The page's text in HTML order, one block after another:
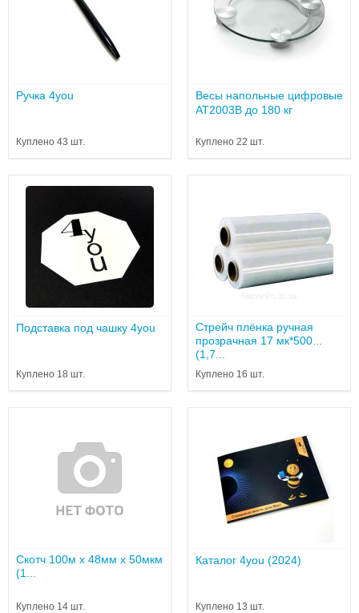
Ручка 4you
Куплено 43 шт.
Весы напольные цифровые
AT2003B до 180 кг
Куплено 22 шт.
Подставка под чашку 4you
Куплено 18 шт.
Стрейч плёнка ручная
прозрачная 17 мк*500
(1,7...
Куплено 16 шт.
Скотч 100м х 48мм x 50мкм
(1...
Куплено 14 шт.
Каталог 4you (2024)
Куплено 13 шт.